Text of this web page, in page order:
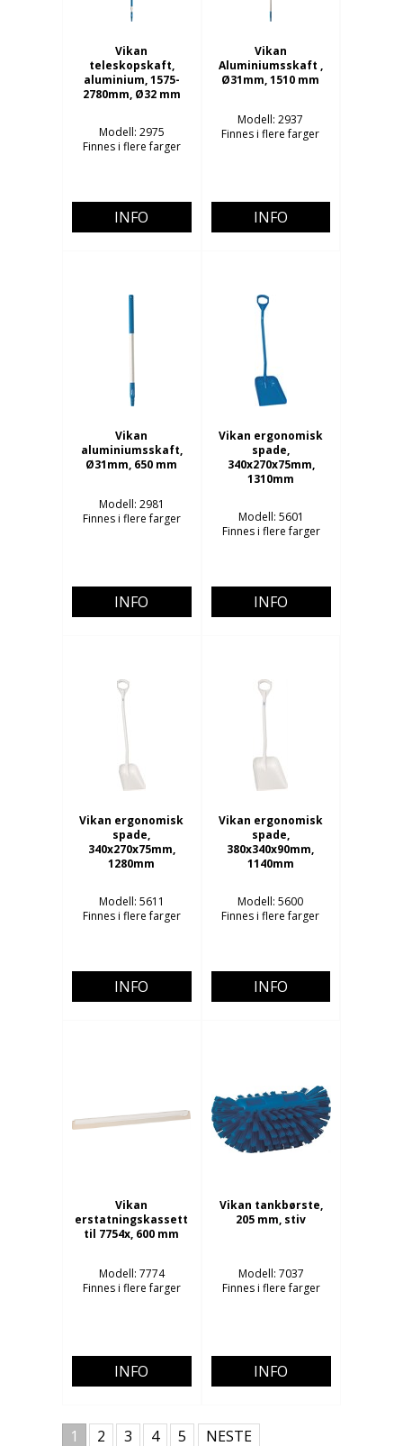
Vikan
teleskopskaft,
aluminium, 1575-
2780mm, Ø32 mm
Modell: 2975
Finnes i flere farger
INFO
Vikan
Aluminiumsskaft ,
Ø31mm, 1510 mm
Modell: 2937
Finnes i flere farger
INFO
Vikan
aluminiumsskaft,
Ø31mm, 650 mm
Modell: 2981
Finnes i flere farger
INFO
Vikan ergonomisk
spade,
340x270x75mm,
1310mm
Modell: 5601
Finnes i flere farger
INFO
Vikan ergonomisk
spade,
340x270x75mm,
1280mm
Modell: 5611
Finnes i flere farger
INFO
Vikan ergonomisk
spade,
380x340x90mm,
1140mm
Modell: 5600
Finnes i flere farger
INFO
Vikan
erstatningskassett
til 7754x, 600 mm
Modell: 7774
Finnes i flere farger
INFO
Vikan tankbørste,
205 mm, stiv
Modell: 7037
Finnes i flere farger
INFO
1 2 3 4 5 NESTE